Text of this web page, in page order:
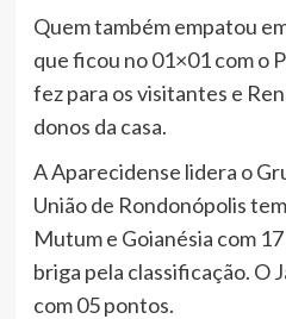
Quem também empatou
que ficou no 01×01 com o
fez para os visitantes e
donos da casa.
A Aparecidense lidera o
União de Rondonópolis
Mutum e Goianésia com
briga pela classificação. O
com 05 pontos.